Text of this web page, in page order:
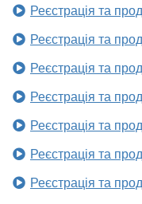
Реєстрація та
Реєстрація та
Реєстрація та
Реєстрація та
Реєстрація та
Реєстрація та
Реєстрація та